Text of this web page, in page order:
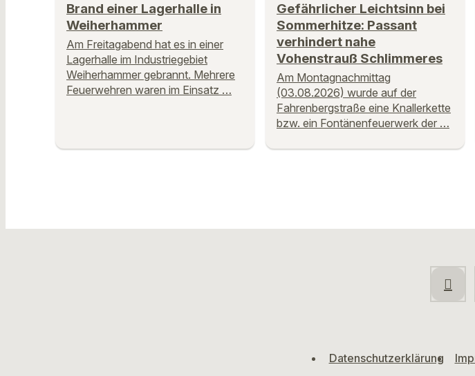
Brand einer Lagerhalle in
Weiherhammer
Am Freitagabend hat es in einer
Lagerhalle im Industriegebiet
Weiherhammer gebrannt. Mehrere
Feuerwehren waren im Einsatz …
Gefährlicher Leichtsinn bei
Sommerhitze: Passant
verhindert nahe
Vohenstrauß Schlimmeres
Am Montagnachmittag
(03.08.2026) wurde auf der
Fahrenbergstraße eine Knallerkette
bzw. ein Fontänenfeuerwerk der …
Datenschutzerklärung